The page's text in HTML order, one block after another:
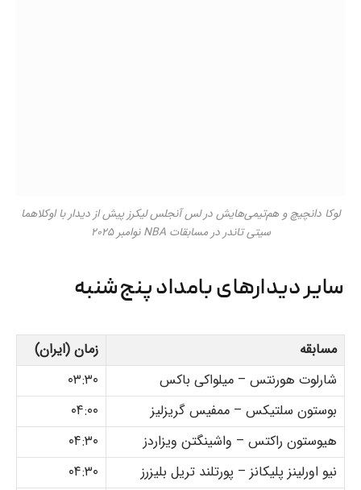
لوکا دانچیچ و هم‌تیمی‌هایش در لس آنجلس لیکرز پیش از دیدار با اوکلاهما
سیتی تاندر در مسابقات NBA نوامبر ۲۰۲۵
سایر دیدارهای بامداد پنج‌شنبه
مسابقه
زمان (ایران)
شارلوت هورنتس – میلواکی باکس
۰۳:۳۰
بوستون سلتیکس – ممفیس گریزلیز
۰۴:۰۰
هیوستون راکتس – واشینگتن ویزاردز
۰۴:۳۰
نیو اورلینز پلیکانز – پورتلند تریل بلیزرز
۰۴:۳۰